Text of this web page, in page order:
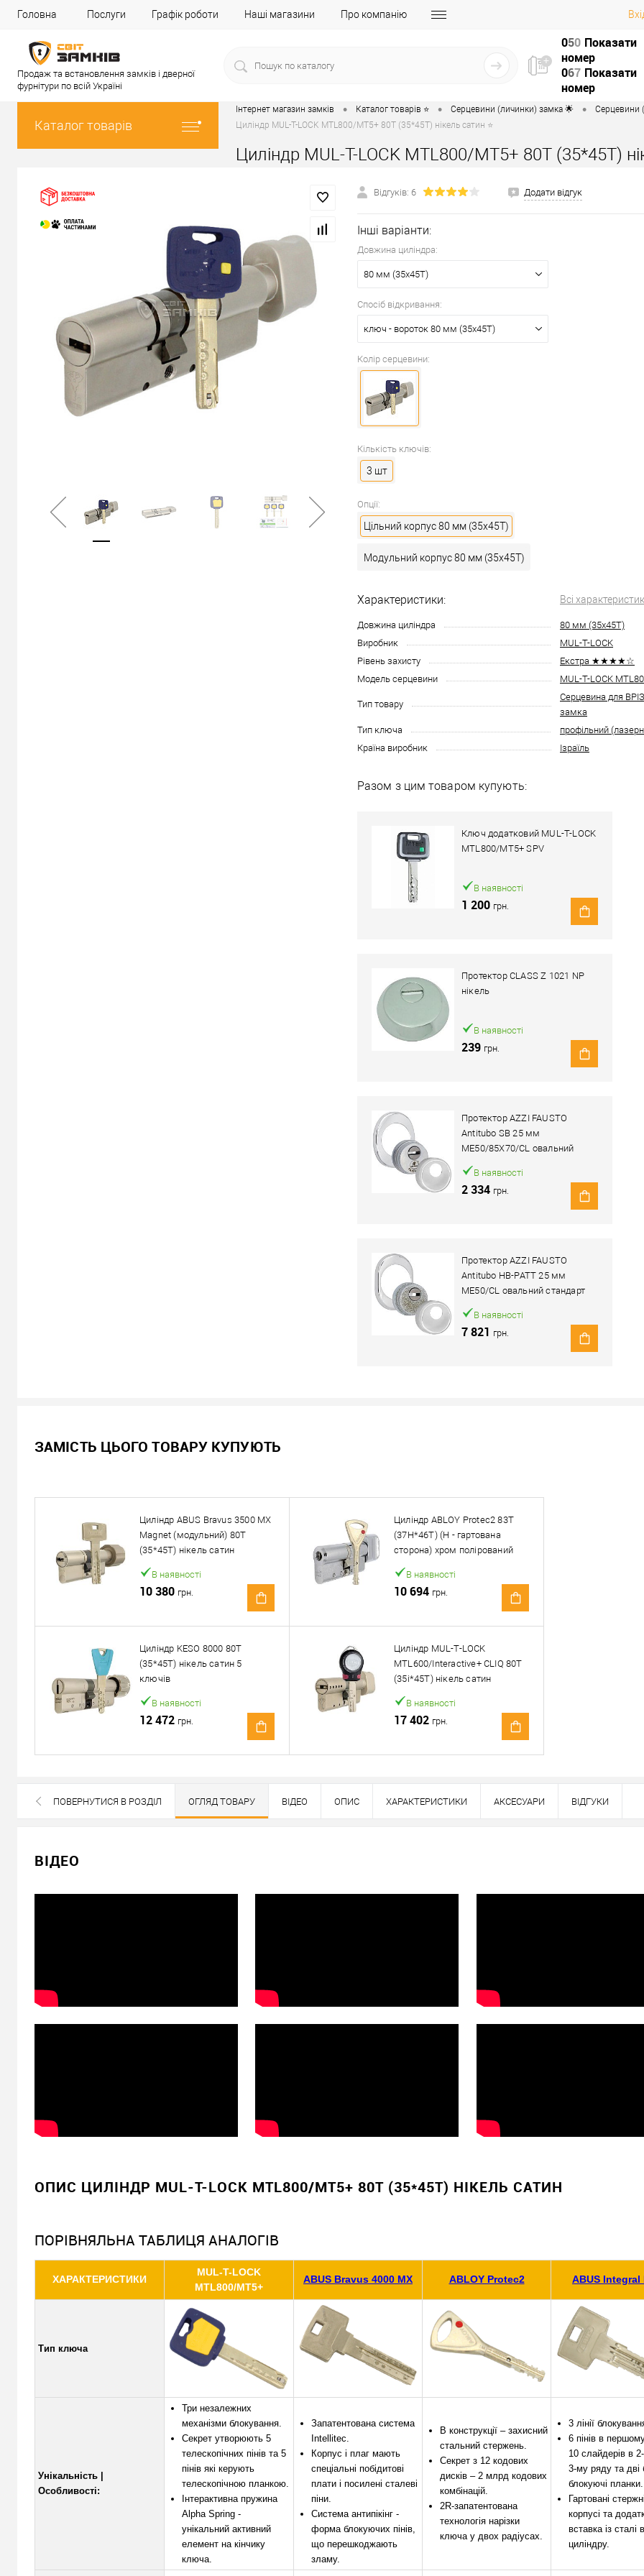
Головна Послуги Графік роботи Наші магазини Про компанію
Продаж та встановлення замків і дверної
фурнітури по всій Україні
050 Показати
номер
067 Показати
номер
Каталог товарів
Інтернет магазин замків • Каталог товарів ⭐ • Серцевини (личинки) замка 🌟 • Серцевини
Циліндр MUL-T-LOCK MTL800/MT5+ 80T (35*45T) нікель сатин ⭐
Циліндр MUL-T-LOCK MTL800/MT5+ 80T (35*45T)
Відгуків: 6 Додати відгук
Інші варіанти:
Довжина циліндра:
80 мм (35x45T)
Спосіб відкривання:
ключ - вороток 80 мм (35x45T)
Колір серцевини:
Кількість ключів:
3 шт
Опції:
Цільний корпус 80 мм (35x45T)
Модульний корпус 80 мм (35x45T)
Характеристики: Всі
Довжина циліндра
80 мм (35x45T)
Виробник
MUL-T-LOCK
Рівень захисту
Екстра ★★★★☆
Модель серцевини
MUL-T-LOCK
Тип товару
Серцевина для
замка
Тип ключа
профільний
Країна виробник
Ізраїль
Разом з цим товаром купують:
Ключ додатковий MUL-T-LOCK
MTL800/MT5+ SPV
В наявності
1 200 грн.
Протектор CLASS Z 1021 NP
нікель
В наявності
239 грн.
Протектор AZZI FAUSTO
Antitubo SB 25 мм
ME50/85X70/CL овальний
широкий хром полірований
В наявності
2 334 грн.
Протектор AZZI FAUSTO
Antitubo HB-PATT 25 мм
ME50/CL овальний стандарт
хром полірований
В наявності
7 821 грн.
Кількість:
У кошик Купити в 1 клік
Можемо встановити цей товар. Деталі запитуйте у менеджера.
Оплата
Доставка серцевин від 4000 грн здійснюється безкоштовно
«Новою Поштою» по Україні
Самовивіз
Мінімальна сума замовлення 400 грн
Доставка накладеним платежем від 400 грн
ЗАМІСТЬ ЦЬОГО ТОВАРУ КУПУЮТЬ
Циліндр ABUS Bravus 3500 MX
Magnet (модульний) 80T
(35*45T) нікель сатин
В наявності
10 380 грн.
Циліндр ABLOY Protec2 83T
(37H*46T) (H - гартована
сторона) хром полірований
В наявності
10 694 грн.
Циліндр KESO 8000 80T
(35*45T) нікель сатин 5
ключів
В наявності
12 472 грн.
Циліндр MUL-T-LOCK
MTL600/Interactive+ CLIQ 80T
(35i*45T) нікель сатин
В наявності
17 402 грн.
ПОВЕРНУТИСЯ В РОЗДІЛ ОГЛЯД ТОВАРУ ВІДЕО ОПИС ХАРАКТЕРИСТИКИ АКСЕСУАРИ ВІДГУКИ
ВІДЕО
ОПИС ЦИЛІНДР MUL-T-LOCK MTL800/MT5+ 80T (35*45T) НІКЕЛЬ САТИН
ПОРІВНЯЛЬНА ТАБЛИЦЯ АНАЛОГІВ
ХАРАКТЕРИСТИКИ
MUL-T-LOCK
MTL800/MT5+
ABUS Bravus 4000 MX ABLOY Protec2 ABUS Integral
Тип ключа
Унікальність |
Особливості:
Три незалежних
механізми блокування.
Секрет утворюють 5
телескопічних пінів та 5
пінів які керують
телескопічною планкою.
Інтерактивна пружина
Alpha Spring -
унікальний активний
елемент на кінчику
ключа.
Запатентована система
Intellitec.
Корпус і плаг мають
спеціальні побідитові
плати і посилені сталеві
піни.
Система антипікінг -
форма блокуючих пінів,
що перешкоджають
зламу.
В конструкції – захисний
стальний стержень.
Секрет з 12 кодових
дисків – 2 млрд кодових
комбінацій.
2R-запатентована
технологія нарізки
ключа у двох радіусах.
3 лінії
6 пінів в
10 слайдерів в
3-му ряду та дві
блокуючі планки.
Гартовані
корпусі та
вставка із сталі
циліндру.